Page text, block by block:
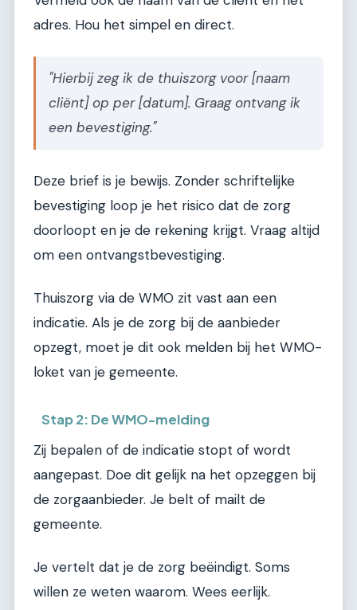
adres. Hou het simpel en direct.
"Hierbij zeg ik de thuiszorg voor [naam
cliënt] op per [datum]. Graag ontvang ik
een bevestiging."
Deze brief is je bewijs. Zonder schriftelijke
bevestiging loop je het risico dat de zorg
doorloopt en je de rekening krijgt. Vraag altijd
om een ontvangstbevestiging.
Thuiszorg via de WMO zit vast aan een
indicatie. Als je de zorg bij de aanbieder
opzegt, moet je dit ook melden bij het WMO-
loket van je gemeente.
Stap 2: De WMO-melding
Zij bepalen of de indicatie stopt of wordt
aangepast. Doe dit gelijk na het opzeggen bij
de zorgaanbieder. Je belt of mailt de
gemeente.
Je vertelt dat je de zorg beëindigt. Soms
willen ze weten waarom. Wees eerlijk.